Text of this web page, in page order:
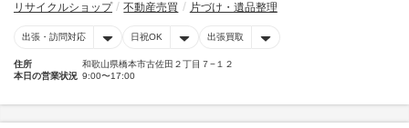
リサイクルショップ 不動産売買 片づけ・遺品整理
出張・訪問対応 日祝OK 出張買取
住所
和歌山県橋本市古佐田２丁目７−１２
本日の営業状況 9:00〜17:00